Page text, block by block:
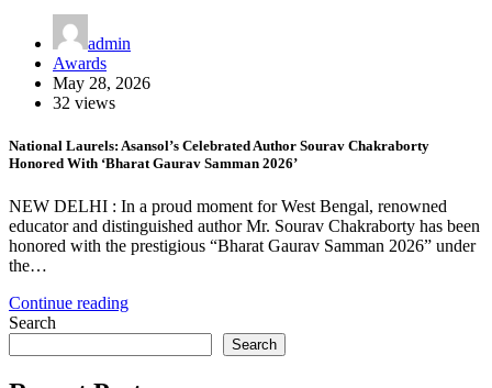
admin
Awards
May 28, 2026
32 views
National Laurels: Asansol’s Celebrated Author Sourav Chakraborty
Honored With ‘Bharat Gaurav Samman 2026’
NEW DELHI : In a proud moment for West Bengal, renowned
educator and distinguished author Mr. Sourav Chakraborty has been
honored with the prestigious “Bharat Gaurav Samman 2026” under
the…
Continue reading
Search
Search